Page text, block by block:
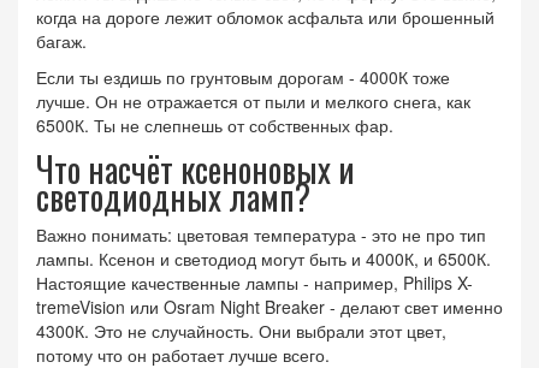
когда на дороге лежит обломок асфальта или брошенный
багаж.
Если ты ездишь по грунтовым дорогам - 4000К тоже
лучше. Он не отражается от пыли и мелкого снега, как
6500К. Ты не слепнешь от собственных фар.
Что насчёт ксеноновых и
светодиодных ламп?
Важно понимать: цветовая температура - это не про тип
лампы. Ксенон и светодиод могут быть и 4000К, и 6500К.
Настоящие качественные лампы - например, Philips X-
tremeVision или Osram Night Breaker - делают свет именно
4300К. Это не случайность. Они выбрали этот цвет,
потому что он работает лучше всего.